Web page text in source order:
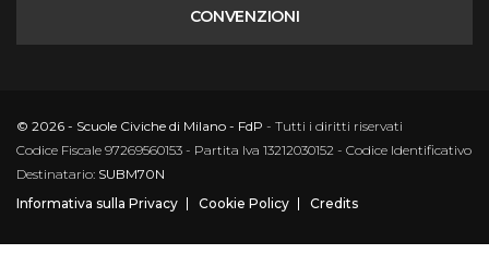
CONVENZIONI
© 2026 - Scuole Civiche di Milano - FdP - Tutti i diritti riservati
Codice Fiscale 97269560153 - Partita Iva 13212030152 - Codice Identificativo
Destinatario: SUBM70N
Informativa sulla Privacy
Cookie Policy Credits